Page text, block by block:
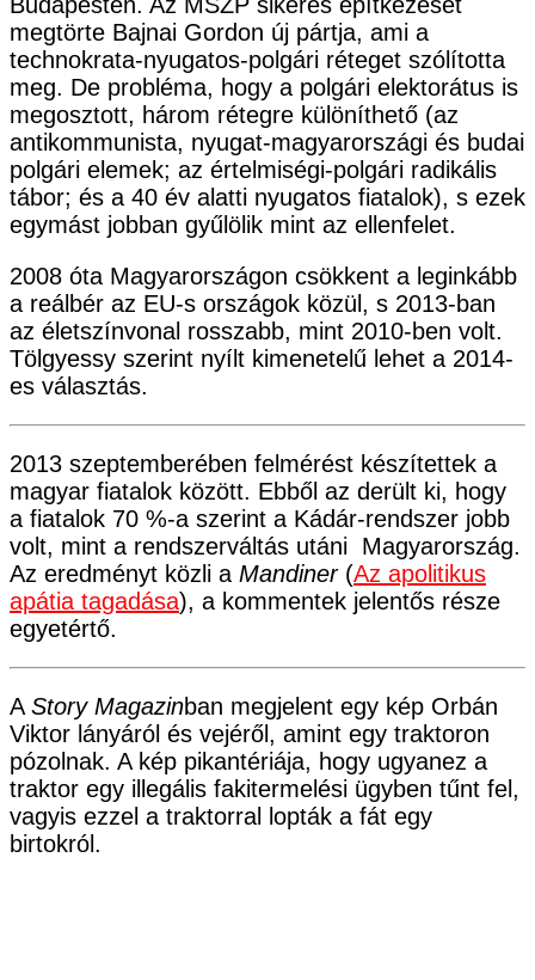
megtörte Bajnai Gordon új pártja, ami a
technokrata-nyugatos-polgári réteget szólította
meg. De probléma, hogy a polgári elektorátus is
megosztott, három rétegre különíthető (az
antikommunista, nyugat-magyarországi és budai
polgári elemek; az értelmiségi-polgári radikális
tábor; és a 40 év alatti nyugatos fiatalok), s ezek
egymást jobban gyűlölik mint az ellenfelet.
2008 óta Magyarországon csökkent a leginkább
a reálbér az EU-s országok közül, s 2013-ban
az életszínvonal rosszabb, mint 2010-ben volt.
Tölgyessy szerint nyílt kimenetelű lehet a 2014-
es választás.
2013 szeptemberében felmérést készítettek a
magyar fiatalok között. Ebből az derült ki, hogy
a fiatalok 70 %-a szerint a Kádár-rendszer jobb
volt, mint a rendszerváltás utáni Magyarország.
Az eredményt közli a Mandiner(Az apolitikus
apátia tagadása), a kommentek jelentős része
egyetértő.
A Story Magazinban megjelent egy kép Orbán
Viktor lányáról és vejéről, amint egy traktoron
pózolnak. A kép pikantériája, hogy ugyanez a
traktor egy illegális fakitermelési ügyben tűnt fel,
vagyis ezzel a traktorral lopták a fát egy
birtokról.